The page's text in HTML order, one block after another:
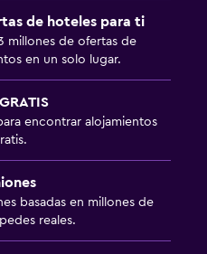
de hoteles para ti
millones de ofertas de
en un solo lugar.
encontrar alojamientos
basadas en millones de
reales.